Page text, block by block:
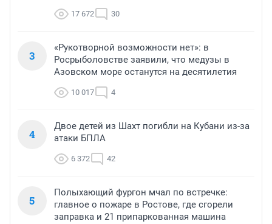
17 672 30
3
«Рукотворной возможности нет»: в
Росрыболовстве заявили, что медузы в
Азовском море останутся на десятилетия
10 017 4
4
Двое детей из Шахт погибли на Кубани из-за
атаки БПЛА
6 372 42
5
Полыхающий фургон мчал по встречке:
главное о пожаре в Ростове, где сгорели
заправка и 21 припаркованная машина